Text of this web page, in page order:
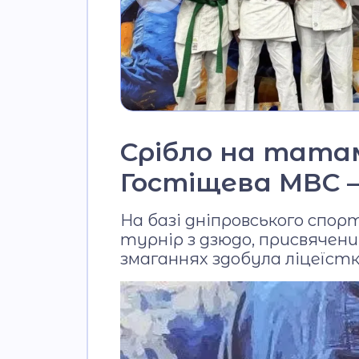
Срібло на
Гостіщева МВС –
На базі дніпровського
турнір з дзюдо,
змаганнях здобула